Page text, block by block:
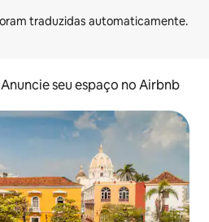
Anuncie seu espaço no Airbnb